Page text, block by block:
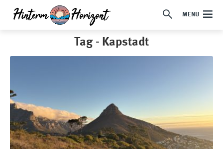
MENU
Tag - Kapstadt